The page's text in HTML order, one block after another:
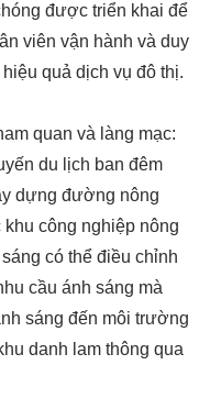
được triển khai để
viên vận hành và duy
quả dịch vụ đô thị.
quan và làng mạc:
du lịch ban đêm
dựng đường nông
công nghiệp nông
có thể điều chỉnh
cầu ánh sáng mà
sáng đến môi trường
danh lam thông qua